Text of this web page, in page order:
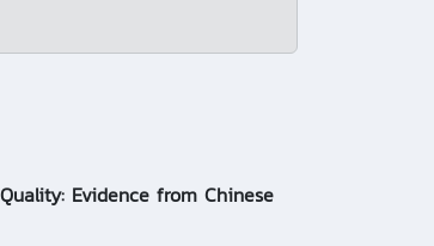
Evidence from Chinese